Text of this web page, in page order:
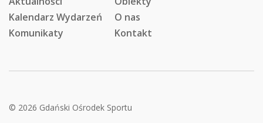
Kalendarz Wydarzeń
O nas
Komunikaty
Kontakt
© 2026 Gdański Ośrodek Sportu